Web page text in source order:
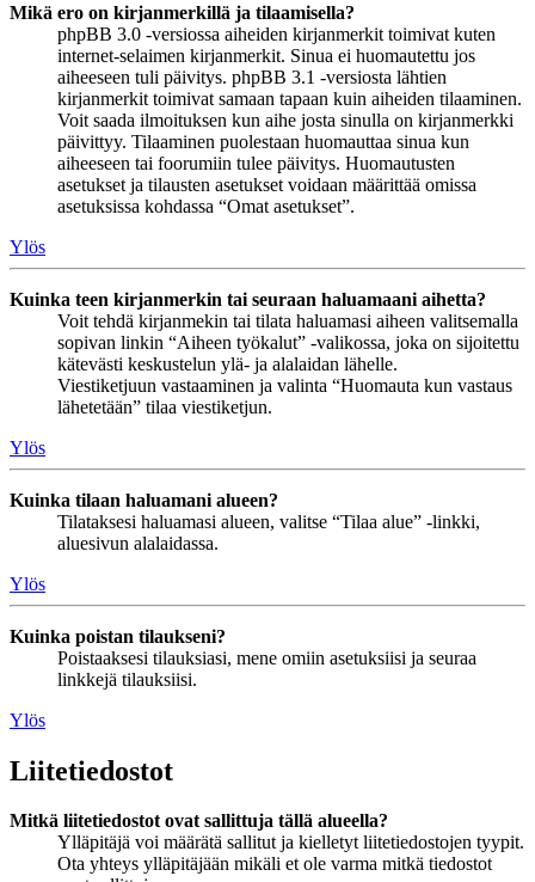
Mikä ero on kirjanmerkillä ja tilaamisella?
phpBB 3.0 -versiossa aiheiden kirjanmerkit toimivat kuten
internet-selaimen kirjanmerkit. Sinua ei huomautettu jos
aiheeseen tuli päivitys. phpBB 3.1 -versiosta lähtien
kirjanmerkit toimivat samaan tapaan kuin aiheiden tilaaminen.
Voit saada ilmoituksen kun aihe josta sinulla on kirjanmerkki
päivittyy. Tilaaminen puolestaan huomauttaa sinua kun
aiheeseen tai foorumiin tulee päivitys. Huomautusten
asetukset ja tilausten asetukset voidaan määrittää omissa
asetuksissa kohdassa “Omat asetukset”.
Ylös
Kuinka teen kirjanmerkin tai seuraan haluamaani aihetta?
Voit tehdä kirjanmekin tai tilata haluamasi aiheen valitsemalla
sopivan linkin “Aiheen työkalut” -valikossa, joka on sijoitettu
kätevästi keskustelun ylä- ja alalaidan lähelle.
Viestiketjuun vastaaminen ja valinta “Huomauta kun vastaus
lähetetään” tilaa viestiketjun.
Ylös
Kuinka tilaan haluamani alueen?
Tilataksesi haluamasi alueen, valitse “Tilaa alue” -linkki,
aluesivun alalaidassa.
Ylös
Kuinka poistan tilaukseni?
Poistaaksesi tilauksiasi, mene omiin asetuksiisi ja seuraa
linkkejä tilauksiisi.
Ylös
Liitetiedostot
Mitkä liitetiedostot ovat sallittuja tällä alueella?
Ylläpitäjä voi määrätä sallitut ja kielletyt liitetiedostojen tyypit.
Ota yhteys ylläpitäjään mikäli et ole varma mitkä tiedostot